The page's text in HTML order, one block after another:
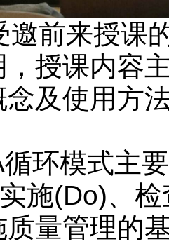
前来授课
授课内容
及使用方
环模式主
施(Do)、
量管理的